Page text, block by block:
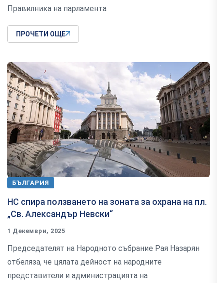
Правилника на парламента
ПРОЧЕТИ ОЩЕ
БЪЛГАРИЯ
НС спира ползването на зоната за охрана на пл.
„Св. Александър Невски“
1 Декември, 2025
Председателят на Народното събрание Рая Назарян
отбеляза, че цялата дейност на народните
представители и администрацията на